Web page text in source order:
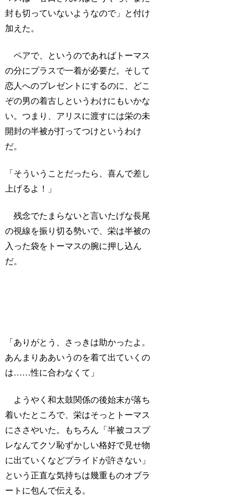
封も切っていないようなので」と付け
加えた。
ペアで、というのであればトーマス
の分にプラスで一着が必要だ。そして
恋人へのプレゼントにするのに、どこ
ぞの男の着古しというわけにもいかな
い。つまり、アリスに渡すには栄の未
開封の半被が打ってつけというわけ
だ。
「そういうことだったら、喜んで差し
上げるよ！」
残念でたまらないと言いたげな長尾
の視線を振り切る勢いで、栄は半被の
入った袋をトーマスの腕に押し込ん
だ。
「ありがとう、さっきは助かったよ。
あんまりああいうのを着て出ていくの
は……性に合わなくて」
ようやく和太鼓関係の後始末が落ち
着いたところで、栄はそっとトーマス
にささやいた。もちろん「半被コスプ
レなんてクソ恥ずかしい格好で見せ物
に出ていくなどプライドが許さない」
という正直な気持ちは幾重ものオブラ
ートに包んで伝える。